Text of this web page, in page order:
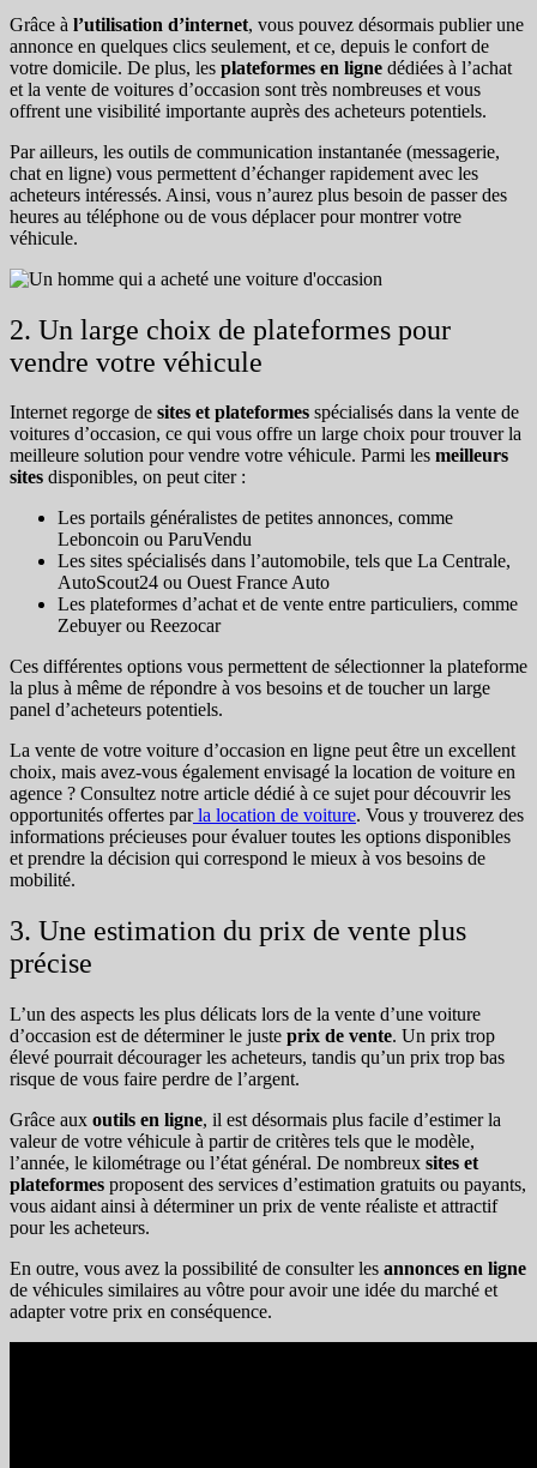
Grâce à l’utilisation d’internet, vous pouvez désormais publier une
annonce en quelques clics seulement, et ce, depuis le confort de
votre domicile. De plus, les plateformes en ligne dédiées à l’achat
et la vente de voitures d’occasion sont très nombreuses et vous
offrent une visibilité importante auprès des acheteurs potentiels.
Par ailleurs, les outils de communication instantanée (messagerie,
chat en ligne) vous permettent d’échanger rapidement avec les
acheteurs intéressés. Ainsi, vous n’aurez plus besoin de passer des
heures au téléphone ou de vous déplacer pour montrer votre
véhicule.
2. Un large choix de plateformes pour
vendre votre véhicule
Internet regorge de sites et plateformes spécialisés dans la vente de
voitures d’occasion, ce qui vous offre un large choix pour trouver la
meilleure solution pour vendre votre véhicule. Parmi les meilleurs
sites disponibles, on peut citer :
Les portails généralistes de petites annonces, comme
Leboncoin ou ParuVendu
Les sites spécialisés dans l’automobile, tels que La Centrale,
AutoScout24 ou Ouest France Auto
Les plateformes d’achat et de vente entre particuliers, comme
Zebuyer ou Reezocar
Ces différentes options vous permettent de sélectionner la plateforme
la plus à même de répondre à vos besoins et de toucher un large
panel d’acheteurs potentiels.
La vente de votre voiture d’occasion en ligne peut être un excellent
choix, mais avez-vous également envisagé la location de voiture en
agence ? Consultez notre article dédié à ce sujet pour découvrir les
opportunités offertes parla location de voiture. Vous y trouverez des
informations précieuses pour évaluer toutes les options disponibles
et prendre la décision qui correspond le mieux à vos besoins de
mobilité.
3. Une estimation du prix de vente plus
précise
L’un des aspects les plus délicats lors de la vente d’une voiture
d’occasion est de déterminer le juste prix de vente. Un prix trop
élevé pourrait décourager les acheteurs, tandis qu’un prix trop bas
risque de vous faire perdre de l’argent.
Grâce aux outils en ligne, il est désormais plus facile d’estimer la
valeur de votre véhicule à partir de critères tels que le modèle,
l’année, le kilométrage ou l’état général. De nombreux sites et
plateformes proposent des services d’estimation gratuits ou payants,
vous aidant ainsi à déterminer un prix de vente réaliste et attractif
pour les acheteurs.
En outre, vous avez la possibilité de consulter les annonces en ligne
de véhicules similaires au vôtre pour avoir une idée du marché et
adapter votre prix en conséquence.